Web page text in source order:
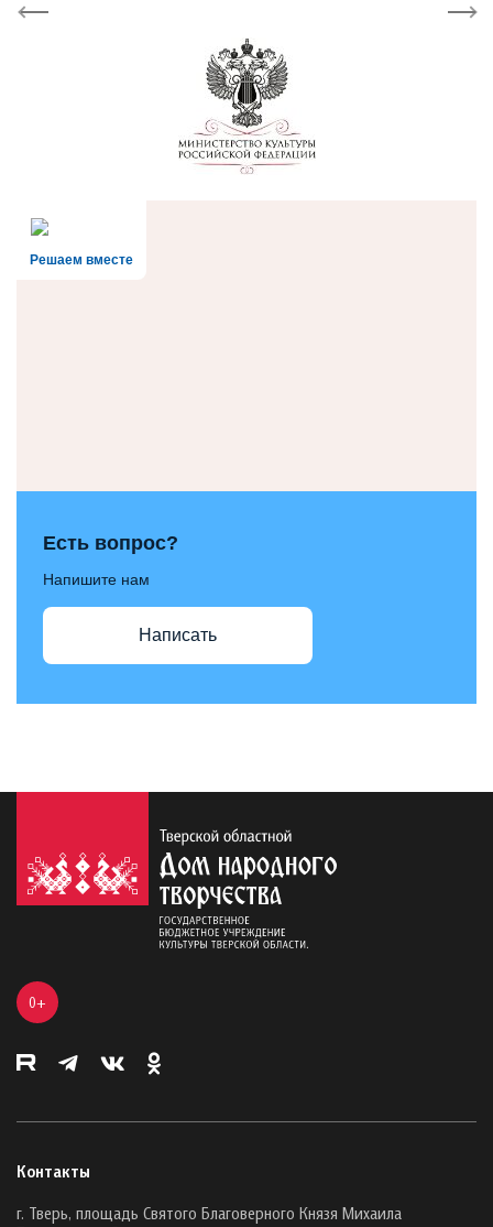
Previous Next
Решаем вместе
Есть вопрос?
Напишите нам
Написать
0+
Контакты
г. Тверь, площадь Святого Благоверного Князя Михаила